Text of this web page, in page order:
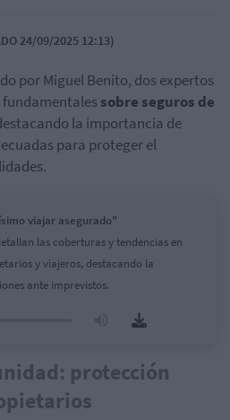
24/09/2025 12:13)
por Miguel Benito, dos expertos
fundamentalessobre seguros de
la importancia de
para proteger el
viajar asegurado"
las coberturas y tendencias en
y viajeros, destacando la
ante imprevistos.
protección